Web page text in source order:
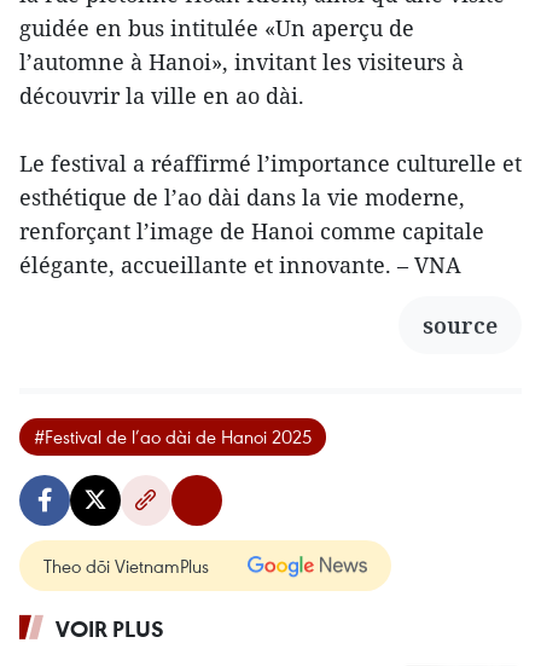
guidée en bus intitulée «Un aperçu de
l’automne à Hanoi», invitant les visiteurs à
découvrir la ville en ao dài.
Le festival a réaffirmé l’importance culturelle et
esthétique de l’ao dài dans la vie moderne,
renforçant l’image de Hanoi comme capitale
élégante, accueillante et innovante. – VNA
source
#Festival de l’ao dài de Hanoi 2025
Theo dõi VietnamPlus
VOIR PLUS